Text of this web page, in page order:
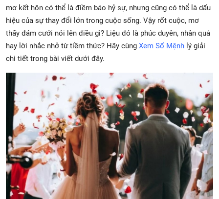
mơ kết hôn có thể là điềm báo hỷ sự, nhưng cũng có thể là dấu
hiệu của sự thay đổi lớn trong cuộc sống. Vậy rốt cuộc, mơ
thấy đám cưới nói lên điều gì? Liệu đó là phúc duyên, nhân quả
hay lời nhắc nhở từ tiềm thức? Hãy cùng Xem Số Mệnh lý giải
chi tiết trong bài viết dưới đây.